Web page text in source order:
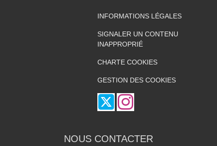
INFORMATIONS LÉGALES
SIGNALER UN CONTENU
INAPPROPRIÉ
CHARTE COOKIES
GESTION DES COOKIES
NOUS CONTACTER